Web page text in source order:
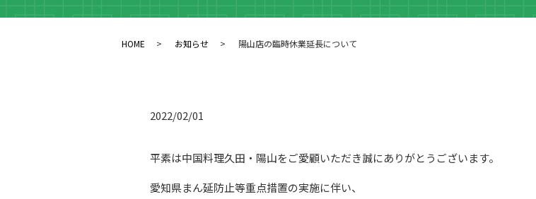
HOME お知らせ 陽山店の臨時休業延長について
2022/02/01
平素は中国料理久田・陽山をご愛顧いただき誠にありがとうございます。
愛知県まん延防止等重点措置の実施に伴い、